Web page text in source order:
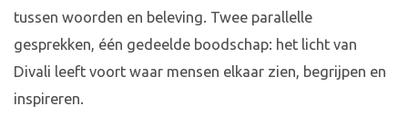
tussen woorden en beleving. Twee parallelle
gesprekken, één gedeelde boodschap: het licht van
Divali leeft voort waar mensen elkaar zien, begrijpen en
inspireren.